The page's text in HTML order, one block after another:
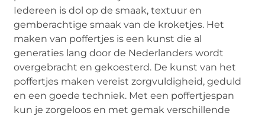
Iedereen is dol op de smaak, textuur en
gemberachtige smaak van de kroketjes. Het
maken van poffertjes is een kunst die al
generaties lang door de Nederlanders wordt
overgebracht en gekoesterd. De kunst van het
poffertjes maken vereist zorgvuldigheid, geduld
en een goede techniek. Met een poffertjespan
kun je zorgeloos en met gemak verschillende